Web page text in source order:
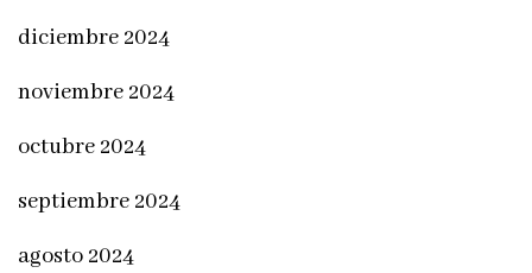
diciembre 2024
noviembre 2024
octubre 2024
septiembre 2024
agosto 2024